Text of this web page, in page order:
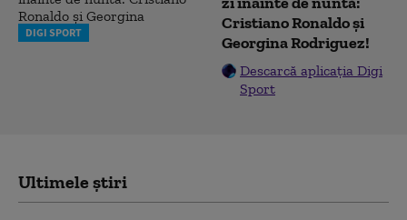
DIGI SPORT
Cristiano Ronaldo și
Georgina Rodriguez!
Descarcă aplicația Digi
Sport
Ultimele știri